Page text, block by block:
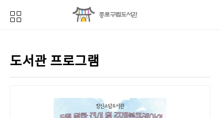
도서관 프로그램